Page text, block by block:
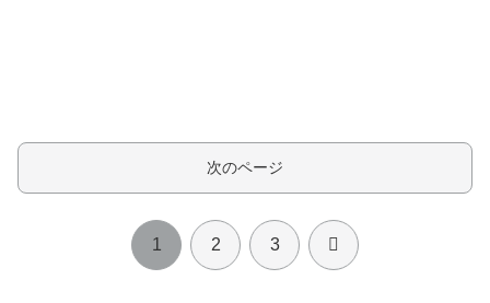
次のページ
1 2 3 次